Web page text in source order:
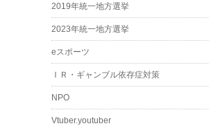
2019年統一地方選挙
2023年統一地方選挙
eスポーツ
ＩＲ・ギャンブル依存症対策
NPO
Vtuber.youtuber